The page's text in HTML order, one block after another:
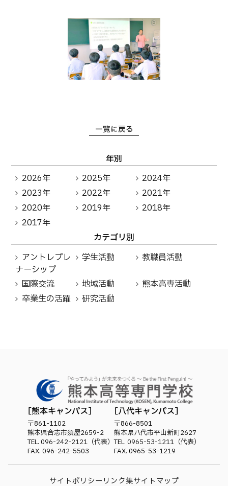
一覧に戻る
年別
2026年
2025年
2024年
2023年
2022年
2021年
2020年
2019年
2018年
2017年
カテゴリ別
アントレプレ
ナーシップ
学生活動 教職員活動
国際交流 地域活動
熊本高専活動
卒業生の活躍
研究活動
熊本キャンパス
〒861-1102
熊本県合志市須屋2659-2
TEL. 096-242-2121 （代表）
FAX. 096-242-5503
八代キャンパス
〒866-8501
熊本県八代市平山新町2627
TEL. 0965-53-1211 （代表）
FAX. 0965-53-1219
サイトポリシー リンク集サイトマップ